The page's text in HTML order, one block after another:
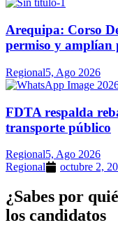
Arequipa: Corso
permiso y amplían
Regional5, Ago 2026
FDTA respalda
transporte público
Regional5, Ago 2026
Regional
octubre 2,
¿Sabes por
los candidatos